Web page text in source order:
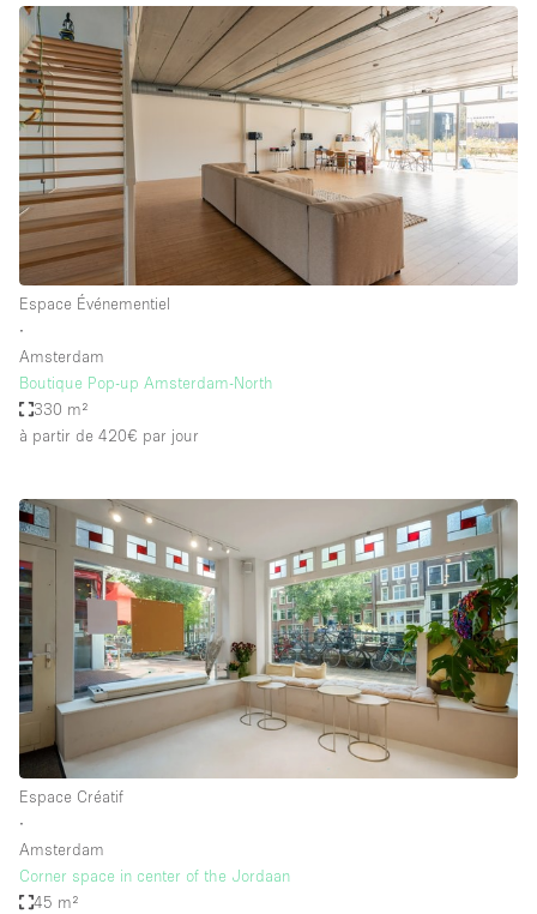
Espace Événementiel
∙
Amsterdam
Boutique Pop-up Amsterdam-North
330 m²
à partir de 420€ par jour
Espace Créatif
∙
Amsterdam
Corner space in center of the Jordaan
45 m²